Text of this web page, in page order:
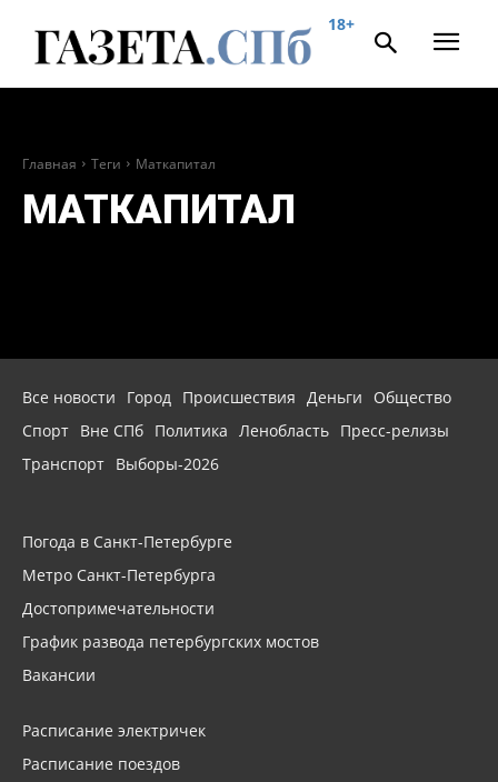
18+
Главная Теги Маткапитал
МАТКАПИТАЛ
Все новости Город Происшествия Деньги
Общество
Спорт Вне СПб Политика Ленобласть Пресс-релизы
Транспорт Выборы-2026
Погода в Санкт-Петербурге
Метро Санкт-Петербурга
Достопримечательности
График развода петербургских мостов
Вакансии
Расписание электричек
Расписание поездов